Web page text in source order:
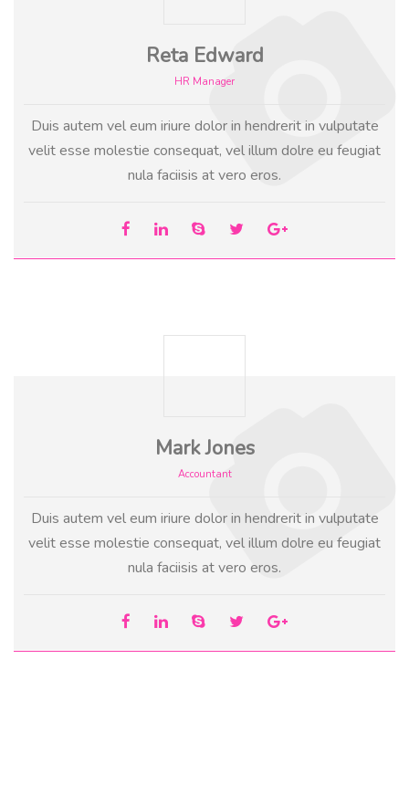
Reta Edward
HR Manager
Duis autem vel eum iriure dolor in hendrerit in vulputate
velit esse molestie consequat, vel illum dolre eu feugiat
nula faciisis at vero eros.
Mark Jones
Accountant
Duis autem vel eum iriure dolor in hendrerit in vulputate
velit esse molestie consequat, vel illum dolre eu feugiat
nula faciisis at vero eros.